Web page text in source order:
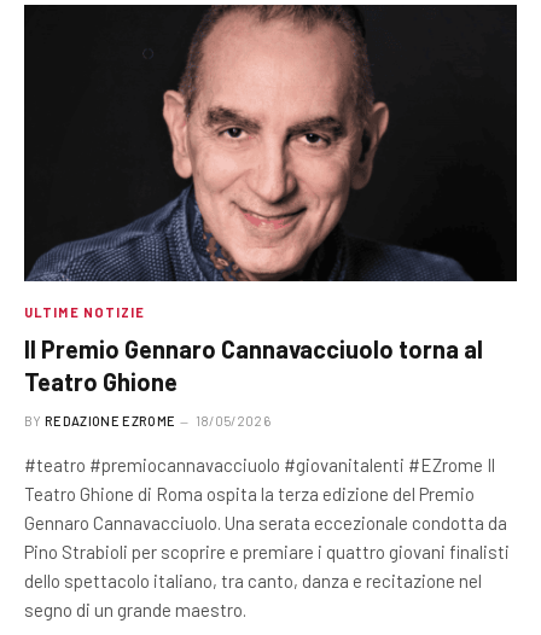
ULTIME NOTIZIE
Il Premio Gennaro Cannavacciuolo torna al
Teatro Ghione
BY REDAZIONE EZROME 18/05/2026
#teatro #premiocannavacciuolo #giovanitalenti #EZrome Il
Teatro Ghione di Roma ospita la terza edizione del Premio
Gennaro Cannavacciuolo. Una serata eccezionale condotta da
Pino Strabioli per scoprire e premiare i quattro giovani finalisti
dello spettacolo italiano, tra canto, danza e recitazione nel
segno di un grande maestro.